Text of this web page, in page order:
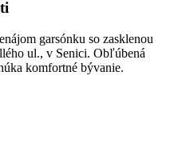
garsónku so zasklenou
ul., v Senici. Obľúbená
komfortné bývanie.